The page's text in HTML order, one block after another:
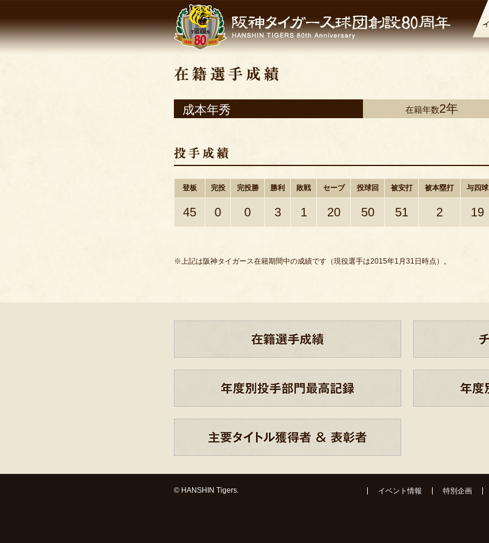
成本年秀 在籍年数2年
登板 完投 完投勝 勝利 敗戦 セーブ 投球回 被安打 被本塁打 与四球
45 0 0 3 1 20 50 51 2 19
※上記は阪神タイガース在籍期間中の成績です（現役選手は2015年1月31日時点）。
© HANSHIN Tigers. イベント情報 特別企画